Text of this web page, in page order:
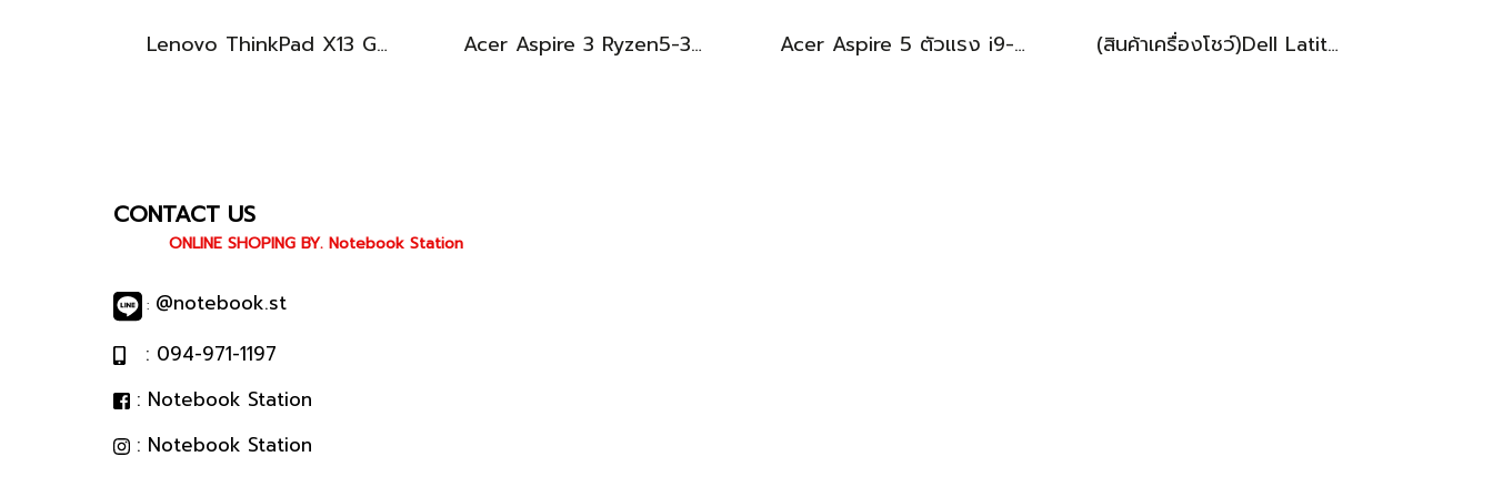
Lenovo ThinkPad X13 Gen3 จอทัชกรีนได้ i7-1270P Ram32 SSD512GB จอ13.3 นิ้ว FHD+ 60Hz สเปคดี ทำงานลื่นไหล เครื่องเล็กกะทักรัด พกพาสะดวก ราคา 24,990.-เท่านั้น Acer Aspire 3 Ryzen5-3500U Ram8 512GB M.2 จอ 14นิ้ว FHD สเปคทำงานทั่วไป เบาบางพกพาสะดวก อุปกรณ์ครบกล่องเครื่องพร้อมใช้งานเพียง 7,490.-เท่านั้น Acer Aspire 5 ตัวแรง i9-13900H Ram16 512GB M.2 จอ15.6นิ้ว FHD IPS สเปคสูงทำงานเก่ง ดีไซน์สวยเรียบหรูดูทันสมัย เครื่องพร้อมใช้งานในราคาสุดคุ้มเพียง 19,990.-เท่านั้น (สินค้าเครื่องโชว์)Dell Latitude 7450 2-in-1 ทัชกรีนหมุนจอได้ Ultra7-155U RAM16 SSD512GB จอ14 FHD+ สเปคสูง ทำงานเก่ง มีไฟใต้คีย์บอร์ด เครื่องสวยบางเบา ประกันศูนย์2029 ลดราคาพิเศษจากปกติ 38,990 .- ลดเหลือ 36,990.-
CONTACT US
ONLINE SHOPING BY. Notebook Station
: @notebook.st
: 094-971-1197
: Notebook Station
: Notebook Station